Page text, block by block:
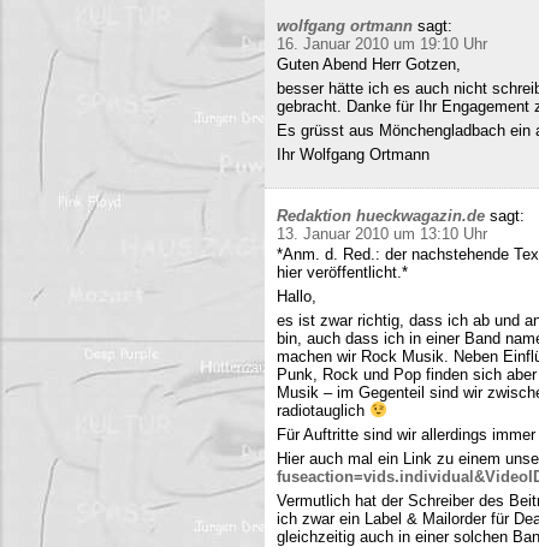
wolfgang ortmann sagt:
16. Januar 2010 um 19:10 Uhr
Guten Abend Herr Gotzen,
besser hätte ich es auch nicht
gebracht. Danke für Ihr Engagement
Es grüsst aus Mönchengladbach ein
Ihr Wolfgang Ortmann
Redaktion hueckwagazin.de sagt:
13. Januar 2010 um 13:10 Uhr
*Anm. d. Red.: der nachstehende
hier veröffentlicht.*
Hallo,
es ist zwar richtig, dass ich ab und
bin, auch dass ich in einer Band
machen wir Rock Musik. Neben
Punk, Rock und Pop finden sich
Musik – im Gegenteil sind wir
radiotauglich
Für Auftritte sind wir allerdings
Hier auch mal ein Link zu einem
Vermutlich hat der Schreiber des
ich zwar ein Label & Mailorder für
gleichzeitig auch in einer solchen